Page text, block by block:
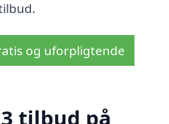
og uforpligtende
tilbud på